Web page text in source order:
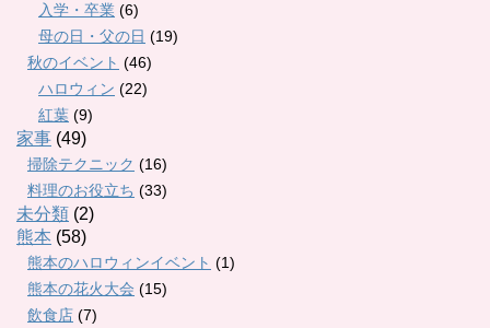
入学・卒業 (6)
母の日・父の日 (19)
秋のイベント (46)
ハロウィン (22)
紅葉 (9)
家事 (49)
掃除テクニック (16)
料理のお役立ち (33)
未分類 (2)
熊本 (58)
熊本のハロウィンイベント (1)
熊本の花火大会 (15)
飲食店 (7)